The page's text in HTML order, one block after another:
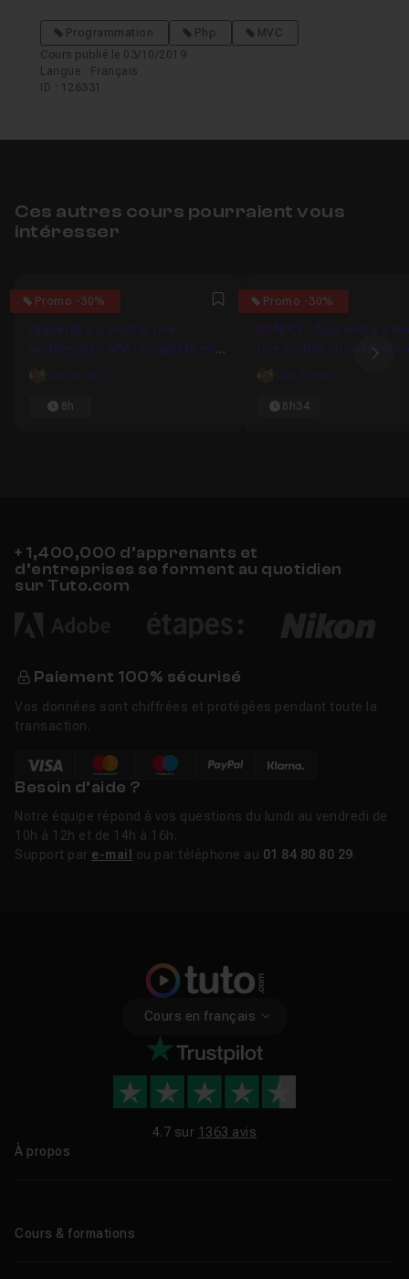
Programmation Php
MVC
Cours publié le 03/10/2019
Langue : Français
ID : 126331
Ces autres cours pourraient vous
intéresser
Promo -30%
4.9230769230769 Favori
Apprendre à monter une
architecture MVC complète en
PHP procédural
Carl Brison
8h
Promo -30%
4.875
BUNDLE : Apprendre à
une architecture MVC
en PHP Orienté Objet
Carl Brison
8h34
+ 1,400,000 d’apprenants et
d’entreprises se forment au quotidien
sur Tuto.com
Paiement 100% sécurisé
Vos données sont chiffrées et protégées pendant toute la
transaction.
Besoin d’aide ?
Notre équipe répond à vos questions du lundi au vendredi de
10h à 12h et de 14h à 16h.
Support par e-mail ou par téléphone au 01 84 80 80 29
Cours en français
4.7 sur 1363 avis
À propos
Cours & formations